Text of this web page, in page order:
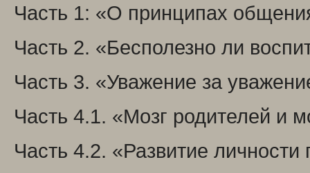
Часть 1: «О принципах
Часть 2. «Бесполезно ли
Часть 3. «Уважение за
Часть 4.1. «Мозг родителей и
Часть 4.2. «Развитие